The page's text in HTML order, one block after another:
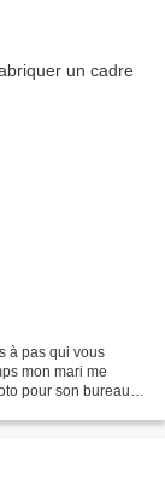
à pas qui vous
mon mari me
pour son bureau.